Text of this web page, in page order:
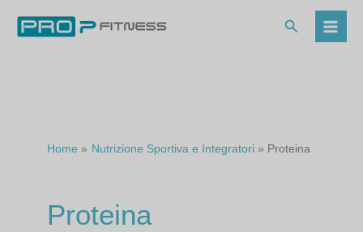
contenuto
Cerca
Home Nutrizione Sportiva e Integratori Proteina
Proteina